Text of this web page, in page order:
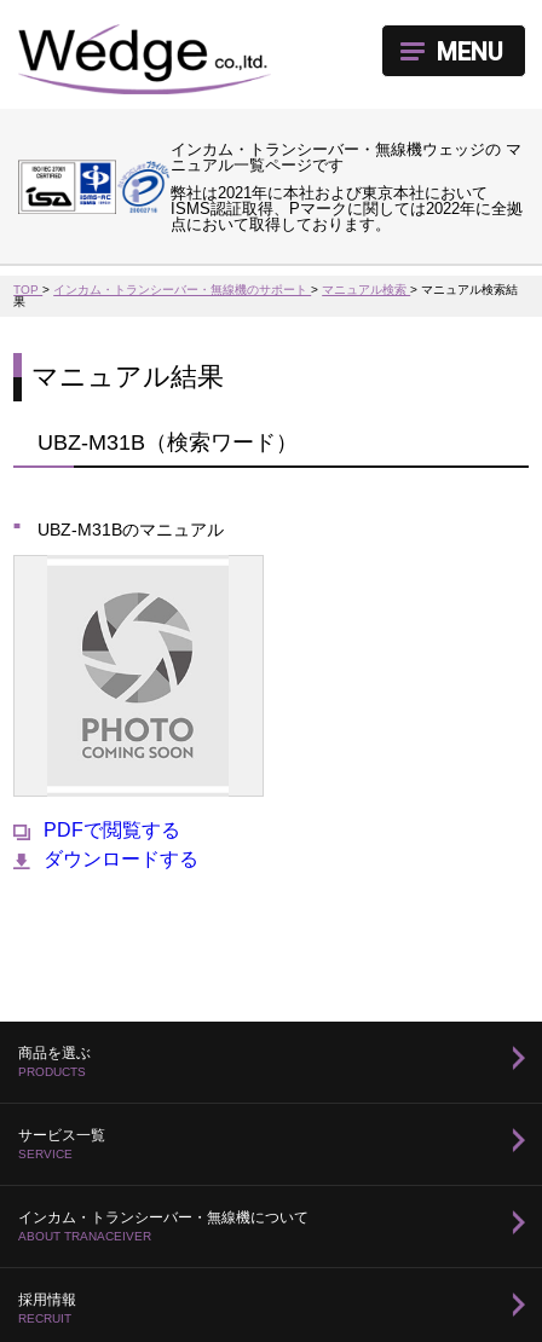
インカム・トランシーバー・無線機ウェッジの マ
ニュアル一覧ページです
弊社は2021年に本社および東京本社において
ISMS認証取得、Pマークに関しては2022年に全拠
点において取得しております。
MENU
TOP> インカム・トランシーバー・無線機のサポート>マニュアル検索>マニュアル検索結
果
マニュアル結果
UBZ-M31B（検索ワード）
UBZ-M31Bのマニュアル
PDFで閲覧する
ダウンロードする
商品を選ぶ
PRODUCTS
サービス一覧
SERVICE
インカム・トランシーバー・無線機について
ABOUT TRANACEIVER
採用情報
RECRUIT